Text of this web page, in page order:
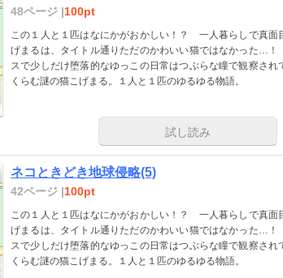
48ページ |100pt
この１人と１匹はなにかがおかしい！？ 一人暮らしで真面
げまるは、タイトル通りただのかわいい猫ではなかった…
スで少しだけ堕落的なゆっこの日常はつぶらな瞳で観察さ
くらむ謎の猫こげまる。１人と１匹のゆるゆる物語。
試し読み
ネコときどき地球侵略(5)
42ページ |100pt
この１人と１匹はなにかがおかしい！？ 一人暮らしで真面
げまるは、タイトル通りただのかわいい猫ではなかった…
スで少しだけ堕落的なゆっこの日常はつぶらな瞳で観察さ
くらむ謎の猫こげまる。１人と１匹のゆるゆる物語。